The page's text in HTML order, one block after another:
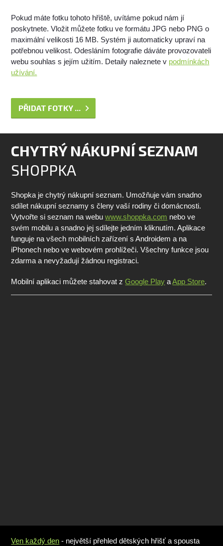
Pokud máte fotku tohoto hřiště, uvítáme pokud nám jí
poskytnete. Vložit můžete fotku ve formátu JPG nebo PNG o
maximální velikosti 16 MB. Systém ji automaticky upraví na
potřebnou velikost. Odesláním fotografie dáváte provozovateli
webu souhlas s jejím užitím. Detaily naleznete v podmínkách
užívání.
PŘIDAT FOTKY ...
CHYTRÝ NÁKUPNÍ SEZNAM
SHOPPKA
Shopka je chytrý nákupní seznam. Umožňuje vám snadno
sdílet nákupní seznamy s členy vaší rodiny či domácnosti.
Vytvořte si seznam na webuwww.shoppka.com nebo ve
svém mobilu a snadno jej sdílejte jedním kliknutím. Aplikace
funguje na všech mobilních zařízení s Androidem a na
iPhonech nebo ve webovém prohlížeči. Všechny funkce jsou
zdarma a nevyžadují žádnou registraci.
Mobilní aplikaci můžete stahovat zGoogle Play aApp Store.
Ven každý den - největší přehled dětských hřišť a spousta